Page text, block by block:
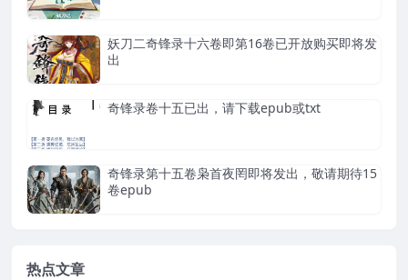
妖刀二奇锋录十六卷即第16卷已开放购买即将发
出
奇锋录卷十五已出，请下载epub或txt
奇锋录第十五卷枭首夜罔即将发出，敬请期待15
卷epub
热点文章